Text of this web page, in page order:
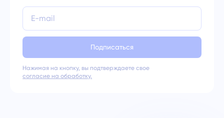
Подписаться
Нажимая на кнопку, вы подтверждаете свое
согласие на обработку.